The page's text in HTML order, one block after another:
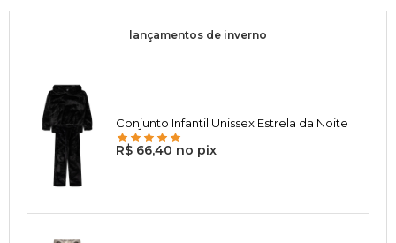
lançamentos de inverno
Conjunto Infantil Unissex Estrela da Noite
R$ 66,40 no pix